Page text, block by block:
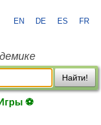
EN DE ES FR
Найти!
Игры ⚽